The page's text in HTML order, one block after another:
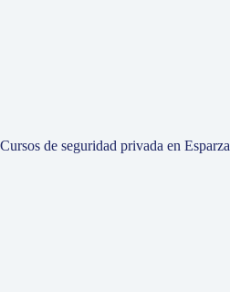
Cursos de seguridad privada en Esparza